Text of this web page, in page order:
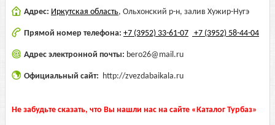
Адрес: Иркутская область, Ольхонский р-н, залив Хужир-Нугэ
Прямой номер телефона: +7 (3952) 33-61-07 +7 (3952) 58-44-04
Адрес электронной почты: bero26@mail.ru
Официальный сайт: http://zvezdabaikala.ru
Не забудьте сказать, что Вы нашли нас на сайте «Каталог Турбаз»